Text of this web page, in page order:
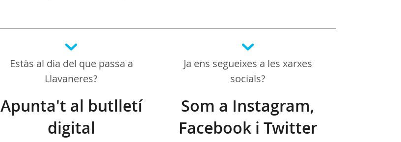
Estàs al dia del que passa a
Llavaneres?
Apunta't al butlletí
digital
Ja ens segueixes a les xarxes
socials?
Som a Instagram,
Facebook i Twitter